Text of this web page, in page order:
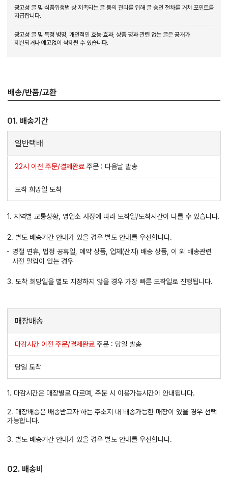
광고성 글 및 식품위생법 상 저촉되는 글 등의 관리를 위해 글 승인 절차를 거쳐 포인트를
지급합니다.
광고성 글 및 특정 병명, 개인적인 효능·효과, 상품 평과 관련 없는 글은 공개가
제한되거나 예고없이 삭제될 수 있습니다.
배송/반품/교환
01. 배송기간
일반택배
22시 이전 주문/결제완료 주문 : 다음날 발송
도착 희망일 도착
1. 지역별 교통상황, 영업소 사정에 따라 도착일/도착시간이 다를 수 있습니다.
2. 별도 배송기간 안내가 있을 경우 별도 안내를 우선합니다.
명절 연휴, 법정 공휴일, 예약 상품, 업체(산지) 배송 상품, 이 외 배송관련
사전 알림이 있는 경우
3. 도착 희망일을 별도 지정하지 않을 경우 가장 빠른 도착일로 진행됩니다.
매장배송
마감시간 이전 주문/결제완료 주문 : 당일 발송
당일 도착
1. 마감시간은 매장별로 다르며, 주문 시 이용가능시간이 안내됩니다.
2. 매장배송은 배송받고자 하는 주소지 내 배송가능한 매장이 있을 경우 선택
가능합니다.
3. 별도 배송기간 안내가 있을 경우 별도 안내를 우선합니다.
02. 배송비